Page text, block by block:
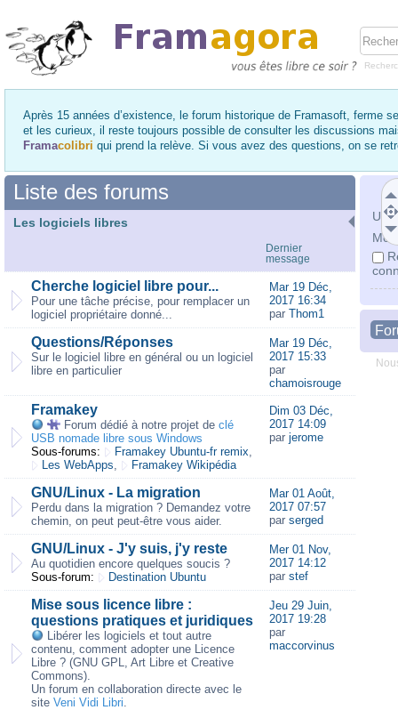
Après 15 années d’existence, le forum historique de Framasoft, ferme
et les curieux, il reste toujours possible de consulter les discussions
Framacolibri qui prend la relève. Si vous avez des questions, on se
Mot
Liste des forums
Les logiciels libres
Dernier
message
Cherche logiciel libre pour...
Pour une tâche précise, pour remplacer un
logiciel propriétaire donné...
Mar 19 Déc,
2017 16:34
par Thom1
Questions/Réponses
Sur le logiciel libre en général ou un logiciel
libre en particulier
Mar 19 Déc,
2017 15:33
par
chamoisrouge
Framakey
Forum dédié à notre projet de clé
USB nomade libre sous Windows
Sous-forums:
Framakey Ubuntu-fr remix,
Les WebApps, Framakey Wikipédia
Dim 03 Déc,
2017 14:09
par jerome
GNU/Linux - La migration
Perdu dans la migration ? Demandez votre
chemin, on peut peut-être vous aider.
Mar 01 Août,
2017 07:57
par serged
GNU/Linux - J'y suis, j'y reste
Au quotidien encore quelques soucis ?
Sous-forum:
Destination Ubuntu
Mer 01 Nov,
2017 14:12
par stef
Mise sous licence libre :
questions pratiques et juridiques
Libérer les logiciels et tout autre
contenu, comment adopter une Licence
Libre ? (GNU GPL, Art Libre et Creative
Commons).
Un forum en collaboration directe avec le
site Veni Vidi Libri.
Jeu 29 Juin,
2017 19:28
par
maccorvinus